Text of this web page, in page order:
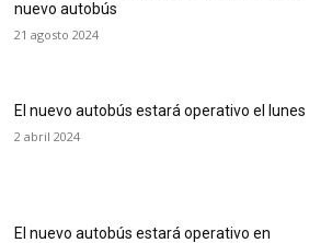
nuevo autobús
21 agosto 2024
El nuevo autobús estará operativo el lunes
2 abril 2024
El nuevo autobús estará operativo en